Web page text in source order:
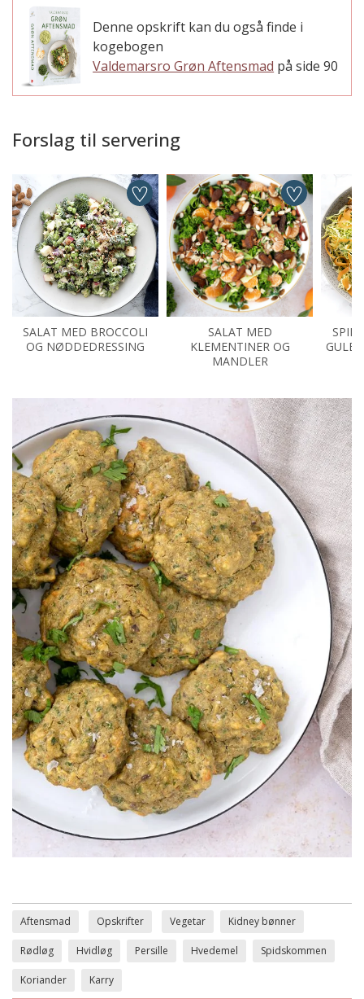
Denne opskrift kan du også finde i
kogebogen
Valdemarsro Grøn Aftensmad på side 90
Forslag til servering
SALAT MED BROCCOLI
OG NØDDEDRESSING
SALAT MED
KLEMENTINER OG
MANDLER
Aftensmad Opskrifter Vegetar Kidney bønner
Rødløg Hvidløg Persille Hvedemel Spidskommen
Koriander Karry